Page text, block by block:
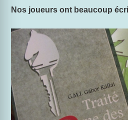
Nos joueurs ont beaucoup